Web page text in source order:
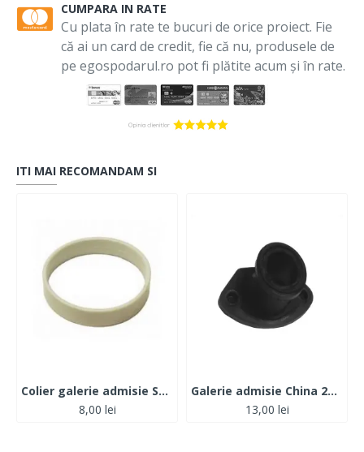
CUMPARA IN RATE
Cu plata în rate te bucuri de orice proiect. Fie
că ai un card de credit, fie că nu, produsele de
pe egospodarul.ro pot fi plătite acum și în rate.
ITI MAI RECOMANDAM SI
Colier galerie admisie Stihl 170- 180- 017- 018
8,00 lei
Galerie admisie China 2500
13,00 lei